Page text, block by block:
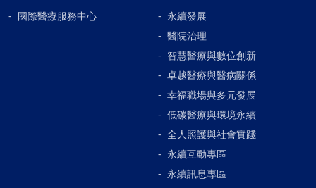
國際醫療服務中心
永續發展
醫院治理
智慧醫療與數位創新
卓越醫療與醫病關係
幸福職場與多元發展
低碳醫療與環境永續
全人照護與社會實踐
永續互動專區
永續訊息專區